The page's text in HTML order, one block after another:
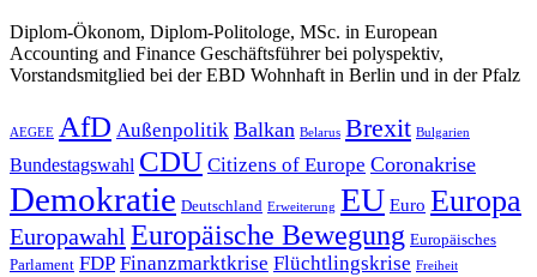
Diplom-Ökonom, Diplom-Politologe, MSc. in European
Accounting and Finance Geschäftsführer bei polyspektiv,
Vorstandsmitglied bei der EBD Wohnhaft in Berlin und in der Pfalz
Beitragsnavigation
AEGEE AfD Außenpolitik Balkan Belarus Brexit Bulgarien
Bundestagswahl CDU Citizens of Europe Coronakrise
Demokratie Deutschland Erweiterung EU Euro Europa
Europawahl Europäische Bewegung Europäisches
Parlament FDP Finanzmarktkrise Flüchtlingskrise Freiheit